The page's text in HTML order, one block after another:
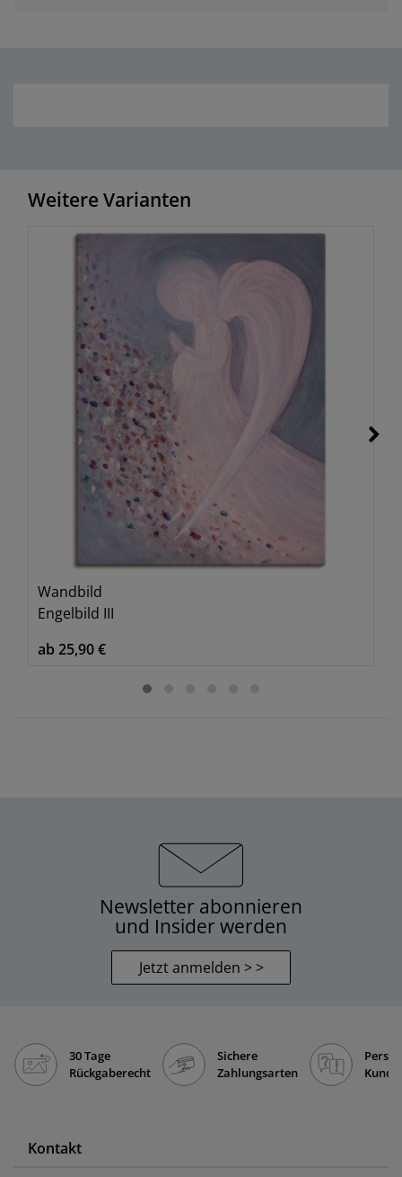
Weitere Varianten
Wandbild
Engelbild III
ab 25,90 €
Newsletter abonnieren
und Insider werden
Jetzt anmelden > >
30 Tage
Rückgaberecht
Sichere
Zahlungsarten
Kontakt